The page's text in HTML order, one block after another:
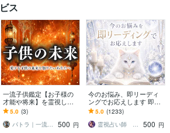
ス
一流子供鑑定【お子様の
才能や将来】を霊視しま
す お子様の気持ちや適職
などを占い、未来の可能
性を最大限に広げる
5.0 (3)
パトラ｜一流の霊視鑑定
500 円
今のお悩み、即リーディ
ングでお応えします 即日
鑑定 今すぐ知りたい。
だからこそ、すぐ占いま
す
5.0 (1233)
霊視占い師 まる
500 円